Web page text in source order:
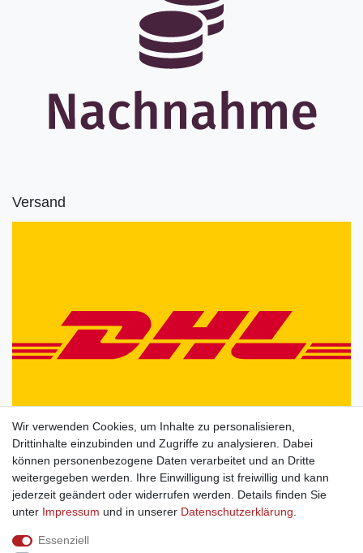
Versand
Wir verwenden Cookies, um Inhalte zu personalisieren,
Drittinhalte einzubinden und Zugriffe zu analysieren. Dabei
können personenbezogene Daten verarbeitet und an Dritte
weitergegeben werden. Ihre Einwilligung ist freiwillig und kann
jederzeit geändert oder widerrufen werden. Details finden Sie
unter Impressum und in unserer Daten­schutz­erklärung
Essenziell